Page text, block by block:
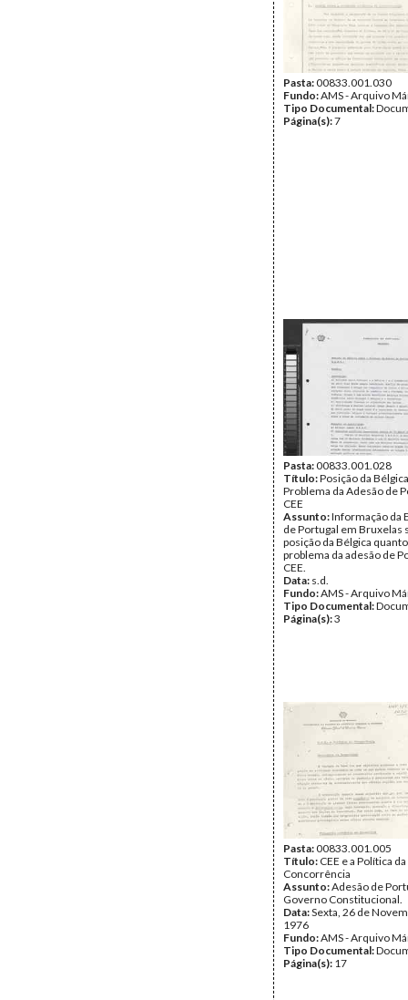
Pasta:00833.001.030
Fundo:AMS - Arquivo
Tipo Documental:
Página(s):7
Pasta:00833.001.028
Título:Posição da
Problema da Adesão de
CEE
Assunto:Informação da
de Portugal em Bruxelas
posição da Bélgica
problema da adesão de
CEE.
Data: s.d.
Fundo:AMS - Arquivo
Tipo Documental:
Página(s):3
Pasta:00833.001.005
Título: CEE e a Política da
Concorrência
Assunto:Adesão de
Governo Constitucional.
Data:Sexta, 26 de
1976
Fundo:AMS - Arquivo
Tipo Documental:
Página(s): 17